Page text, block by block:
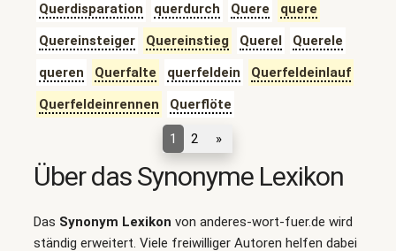
Querdisparation
querdurch Quere
quere
Quereinsteiger
Quereinstieg Querel
Querele
queren
Querfalte querfeldein
Querfeldeinlauf
Querfeldeinrennen
Querflöte
1 2 »
Über das Synonyme Lexikon
Das Synonym Lexikon von anderes-wort-fuer.de wird
ständig erweitert. Viele freiwilliger Autoren helfen dabei